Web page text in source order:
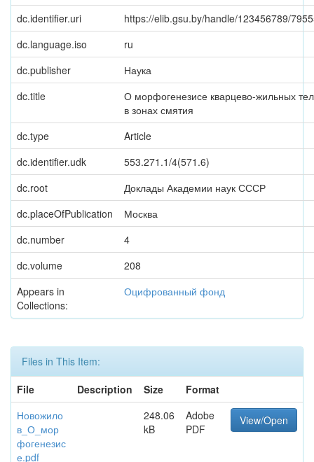
dc.identifier.uri
https://elib.gsu.by/handle/123456789/
dc.language.iso
ru
dc.publisher
Наука
dc.title
О морфогенезисе кварцево-жильных тел
в зонах смятия
dc.type
Article
dc.identifier.udk
553.271.1/4(571.6)
dc.root
Доклады Академии наук СССР
dc.placeOfPublication
Москва
dc.number
4
dc.volume
208
Appears in
Collections:
Оцифрованный фонд
Files in This Item:
File
Description Size
Format
Новожило
в_О_мор
фогенезис
е.pdf
248.06
kB
Adobe
PDF
View/Open